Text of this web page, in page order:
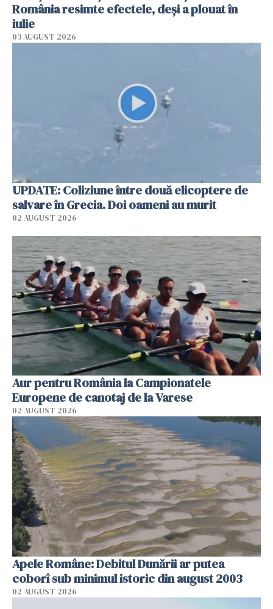
România resimte efectele, deși a plouat în
iulie
03 AUGUST 2026
UPDATE: Coliziune între două elicoptere de
salvare în Grecia. Doi oameni au murit
02 AUGUST 2026
Aur pentru România la Campionatele
Europene de canotaj de la Varese
02 AUGUST 2026
Apele Române: Debitul Dunării ar putea
coborî sub minimul istoric din august 2003
02 AUGUST 2026